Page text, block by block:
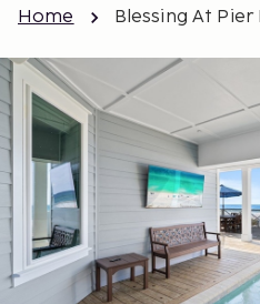
Home Blessing At